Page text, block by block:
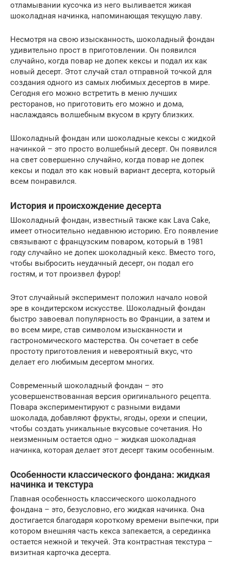
отламывании кусочка из него выливается жикая
шоколадная начинка, напоминающая текущую лаву.
Несмотря на свою изысканность, шоколадный фондан
удивительно прост в приготовлении. Он появился
случайно, когда повар не допек кексы и подал их как
новый десерт. Этот случай стал отправной точкой для
создания одного из самых любимых десертов в мире.
Сегодня его можно встретить в меню лучших
ресторанов, но приготовить его можно и дома,
наслаждаясь волшебным вкусом в кругу близких.
Шоколадный фондан или шоколадные кексы с жидкой
начинкой – это просто волшебный десерт. Он появился
на свет совершенно случайно, когда повар не допек
кексы и подал это как новый вариант десерта, который
всем понравился.
История и происхождение десерта
Шоколадный фондан, известный также как Lava Cake,
имеет относительно недавнюю историю. Его появление
связывают с французским поваром, который в 1981
году случайно не допек шоколадный кекс. Вместо того,
чтобы выбросить неудачный десерт, он подал его
гостям, и тот произвел фурор!
Этот случайный эксперимент положил начало новой
эре в кондитерском искусстве. Шоколадный фондан
быстро завоевал популярность во Франции, а затем и
во всем мире, став символом изысканности и
гастрономического мастерства. Он сочетает в себе
простоту приготовления и невероятный вкус, что
делает его любимым десертом многих.
Современный шоколадный фондан – это
усовершенствованная версия оригинального рецепта.
Повара экспериментируют с разными видами
шоколада, добавляют фрукты, ягоды, орехи и специи,
чтобы создать уникальные вкусовые сочетания. Но
неизменным остается одно – жидкая шоколадная
начинка, которая делает этот десерт таким особенным.
Особенности классического фондана: жидкая
начинка и текстура
Главная особенность классического шоколадного
фондана – это, безусловно, его жидкая начинка. Она
достигается благодаря короткому времени выпечки, при
котором внешняя часть кекса запекается, а серединка
остается нежной и текучей. Эта контрастная текстура –
визитная карточка десерта.